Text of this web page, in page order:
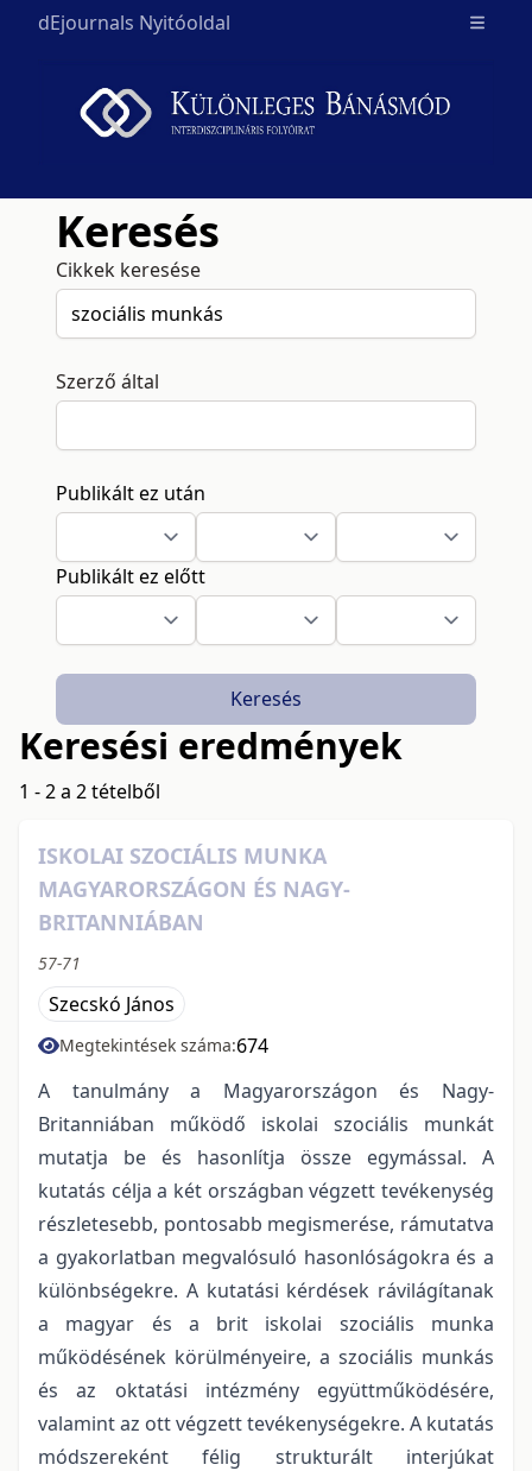
dEjournals Nyitóoldal Open
Keresés
Cikkek keresése
Szerző által
Publikált ez után
Publikált ez előtt
Keresés
Keresési eredmények
1 - 2 a 2 tételből
ISKOLAI SZOCIÁLIS MUNKA
MAGYARORSZÁGON ÉS NAGY-
BRITANNIÁBAN
57-71
Szecskó János
Megtekintések száma:674
A tanulmány a Magyarországon és Nagy-
Britanniában működő iskolai szociális munkát
mutatja be és hasonlítja össze egymással. A
kutatás célja a két országban végzett tevékenység
részletesebb, pontosabb megismerése, rámutatva
a gyakorlatban megvalósuló hasonlóságokra és a
különbségekre. A kutatási kérdések rávilágítanak
a magyar és a brit iskolai szociális munka
működésének körülményeire, a szociális munkás
és az oktatási intézmény együttműködésére,
valamint az ott végzett tevékenységekre. A kutatás
módszereként félig strukturált interjúkat